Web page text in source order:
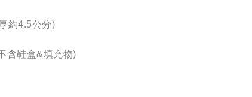
約4.5公分)
含鞋盒&填充物)